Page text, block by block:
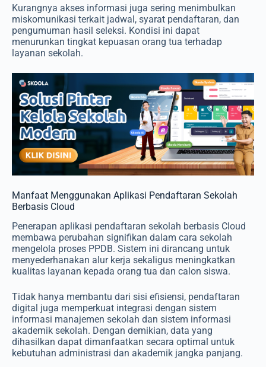
Kurangnya akses informasi juga sering menimbulkan
miskomunikasi terkait jadwal, syarat pendaftaran, dan
pengumuman hasil seleksi. Kondisi ini dapat
menurunkan tingkat kepuasan orang tua terhadap
layanan sekolah.
Manfaat Menggunakan Aplikasi Pendaftaran Sekolah
Berbasis Cloud
Penerapan aplikasi pendaftaran sekolah berbasis Cloud
membawa perubahan signifikan dalam cara sekolah
mengelola proses PPDB. Sistem ini dirancang untuk
menyederhanakan alur kerja sekaligus meningkatkan
kualitas layanan kepada orang tua dan calon siswa.
Tidak hanya membantu dari sisi efisiensi, pendaftaran
digital juga memperkuat integrasi dengan sistem
informasi manajemen sekolah dan sistem informasi
akademik sekolah. Dengan demikian, data yang
dihasilkan dapat dimanfaatkan secara optimal untuk
kebutuhan administrasi dan akademik jangka panjang.